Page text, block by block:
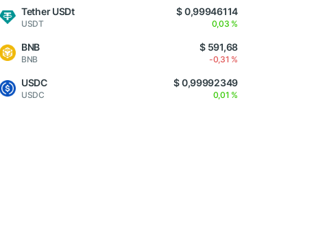
Tether USDt
USDT
$ 0,99946114
0,03 %
BNB
BNB
$ 591,68
-0,31 %
USDC
USDC
$ 0,99992349
0,01 %